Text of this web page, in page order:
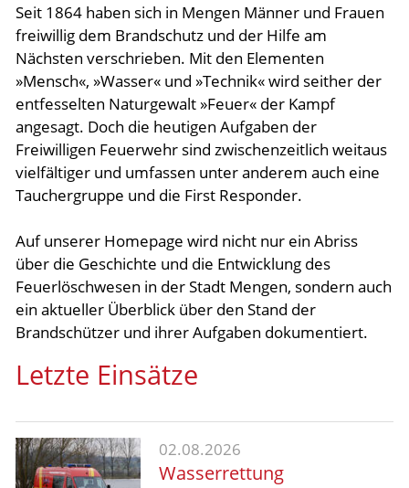
Fahrzeuge
Einsätze
Jugend
Aktuelles
Links
Seit 1864 haben sich in Mengen Männer und Frauen
freiwillig dem Brandschutz und der Hilfe am
Nächsten verschrieben. Mit den Elementen
»Mensch«, »Wasser« und »Technik« wird seither der
entfesselten Naturgewalt »Feuer« der Kampf
angesagt. Doch die heutigen Aufgaben der
Freiwilligen Feuerwehr sind zwischenzeitlich weitaus
vielfältiger und umfassen unter anderem auch eine
Tauchergruppe und die First Responder.
Auf unserer Homepage wird nicht nur ein Abriss
über die Geschichte und die Entwicklung des
Feuerlöschwesen in der Stadt Mengen, sondern auch
ein aktueller Überblick über den Stand der
Brandschützer und ihrer Aufgaben dokumentiert.
Letzte Einsätze
02.08.2026
Wasserrettung